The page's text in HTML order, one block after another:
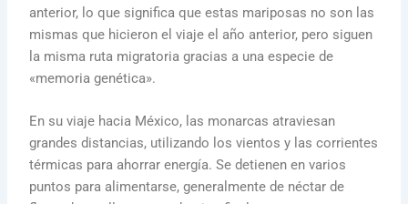
anterior, lo que significa que estas mariposas no son las
mismas que hicieron el viaje el año anterior, pero siguen
la misma ruta migratoria gracias a una especie de
«memoria genética».
En su viaje hacia México, las monarcas atraviesan
grandes distancias, utilizando los vientos y las corrientes
térmicas para ahorrar energía. Se detienen en varios
puntos para alimentarse, generalmente de néctar de